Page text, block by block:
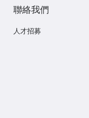
聯絡我們
人才招募